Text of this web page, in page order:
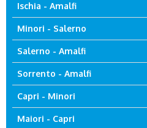
Ischia - Amalfi
Minori - Salerno
Salerno - Amalfi
Sorrento - Amalfi
Capri - Minori
Maiori - Capri